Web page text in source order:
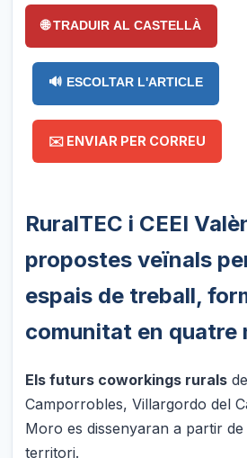
🌐 TRADUIR AL CASTELLÀ
🔊 ESCOLTAR L'ARTICLE
✉️ ENVIAR PER CORREU
RuralTEC i CEEI
propostes veïnals
espais de treball,
comunitat en quatre
Els futurs coworkings rurals
Camporrobles, Villargordo del
Moro es dissenyaran a partir
territori.